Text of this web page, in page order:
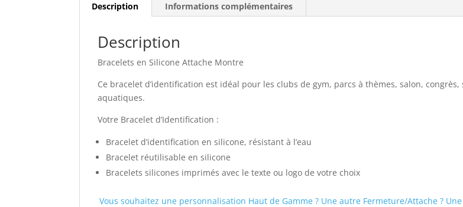
Description Informations complémentaires
Description
Bracelets en Silicone Attache Montre
Ce bracelet d’identification est idéal pour les clubs de gym, parcs à thèmes, salon,
aquatiques.
Votre Bracelet d’Identification :
Bracelet d’identification en silicone, résistant à l’eau
Bracelet réutilisable en silicone
Bracelets silicones imprimés avec le texte ou logo de votre choix
Vous souhaitez une personnalisation Haut de Gamme ? Une autre Fermeture/Attache ?